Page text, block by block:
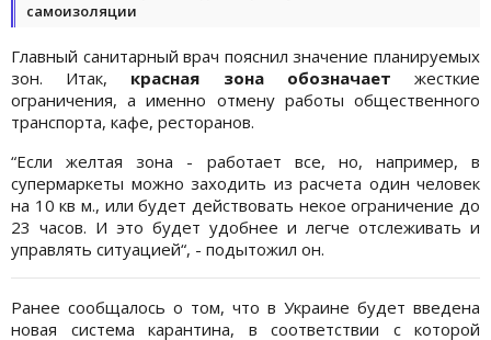
самоизоляции
Главный санитарный врач пояснил значение планируемых
зон. Итак, красная зона обозначает жесткие
ограничения, а именно отмену работы общественного
транспорта, кафе, ресторанов.
“Если желтая зона - работает все, но, например, в
супермаркеты можно заходить из расчета один человек
на 10 кв м., или будет действовать некое ограничение до
23 часов. И это будет удобнее и легче отслеживать и
управлять ситуацией“, - подытожил он.
Ранее сообщалось о том, что в Украине будет введена
новая система карантина, в соответствии с которой